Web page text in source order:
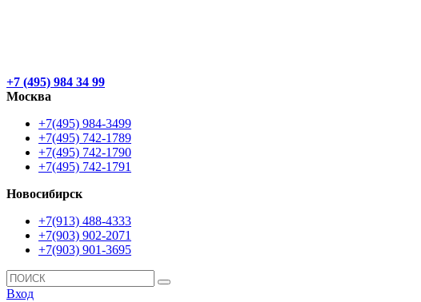
+7 (495) 984 34 99
Москва
+7(495) 984-3499
+7(495) 742-1789
+7(495) 742-1790
+7(495) 742-1791
Новосибирск
+7(913) 488-4333
+7(903) 902-2071
+7(903) 901-3695
Вход